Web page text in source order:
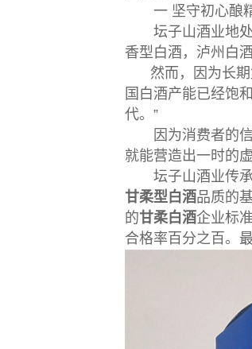
一 坚守初心酿
坛子山酒业地处
香型白酒，泸州白
然而，因为长
国白酒产能已经饱
代。”
因为消费者的信
就能营造出一时的
坛子山酒业传承
甘柔型白酒品质的
的甘柔白酒企业标
合格率百分之百。